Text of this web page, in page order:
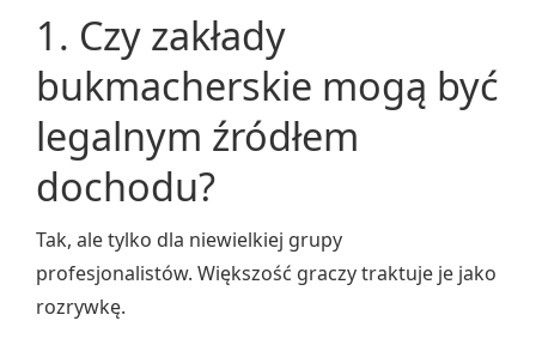
1. Czy zakłady
bukmacherskie mogą być
legalnym źródłem
dochodu?
Tak, ale tylko dla niewielkiej grupy
profesjonalistów. Większość graczy traktuje je jako
rozrywkę.